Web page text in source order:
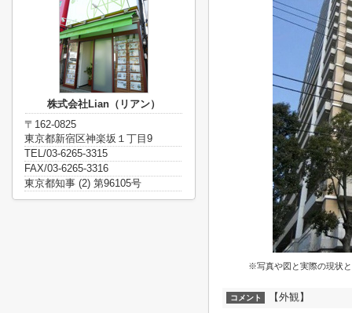
※写真や図と実際の現状
コメント 【外観】
株式会社Lian（リアン）
〒162-0825
東京都新宿区神楽坂１丁目9
TEL/03-6265-3315
FAX/03-6265-3316
東京都知事 (2) 第96105号